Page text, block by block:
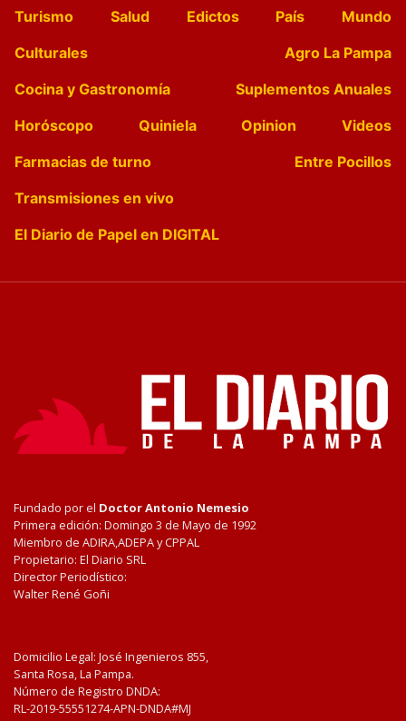
Turismo
Salud Edictos País
Mundo
Culturales
Agro La Pampa
Cocina y Gastronomía
Suplementos Anuales
Horóscopo
Quiniela Opinion
Videos
Farmacias de turno
Entre Pocillos
Transmisiones en vivo
El Diario de Papel en DIGITAL
Fundado por el Doctor Antonio Nemesio
Primera edición: Domingo 3 de Mayo de 1992
Miembro de ADIRA,ADEPA y CPPAL
Propietario: El Diario SRL
Director Periodístico:
Walter René Goñi
Domicilio Legal: José Ingenieros 855,
Santa Rosa, La Pampa.
Número de Registro DNDA:
RL-2019-55551274-APN-DNDA#MJ